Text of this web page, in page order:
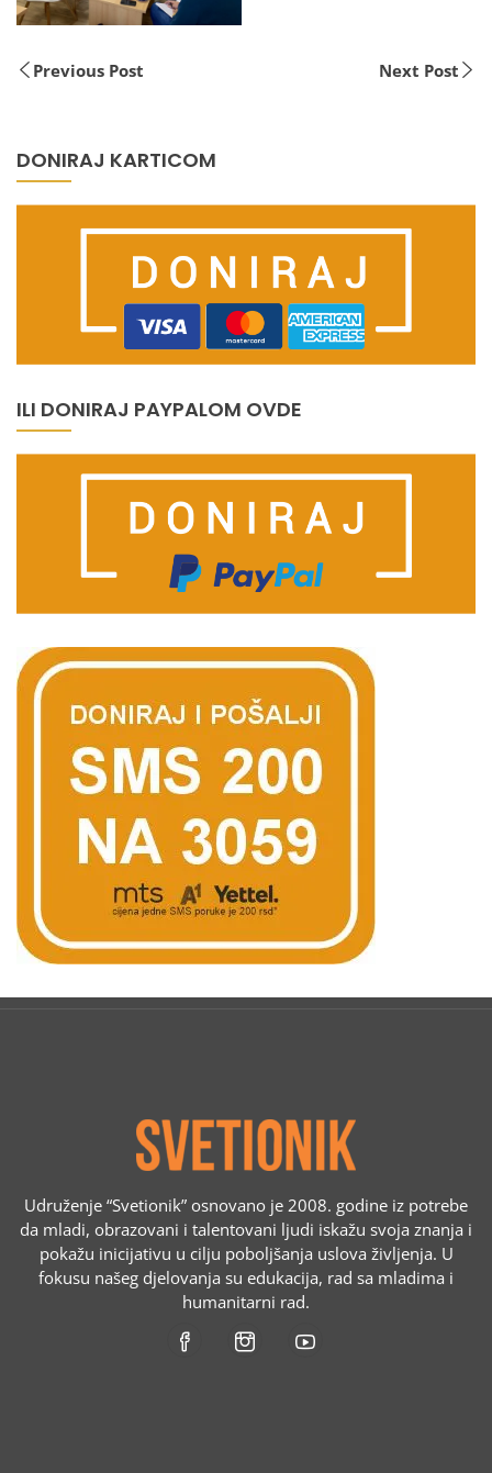
Previous Post Next Post
DONIRAJ KARTICOM
ILI DONIRAJ PAYPALOM OVDE
Udruženje “Svetionik” osnovano je 2008. godine iz potrebe
da mladi, obrazovani i talentovani ljudi iskažu svoja znanja i
pokažu inicijativu u cilju poboljšanja uslova življenja. U
fokusu našeg djelovanja su edukacija, rad sa mladima i
humanitarni rad.